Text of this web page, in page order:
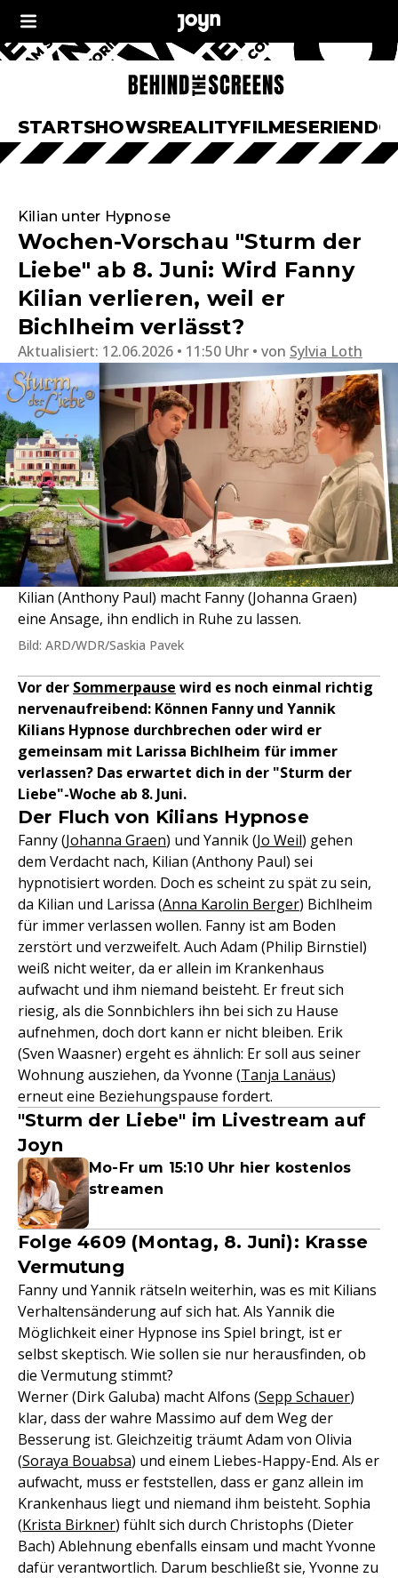
STARTSHOWSREALITYFILMESERIEN
Kilian unter Hypnose
Wochen-Vorschau "Sturm der
Liebe" ab 8. Juni: Wird Fanny
Kilian verlieren, weil er
Bichlheim verlässt?
Aktualisiert: 12.06.2026 • 11:50 Uhr von Sylvia Loth
Kilian (Anthony Paul) macht Fanny (Johanna Graen)
eine Ansage, ihn endlich in Ruhe zu lassen.
Bild: ARD/WDR/Saskia Pavek
Vor der Sommerpause wird es noch einmal richtig
nervenaufreibend: Können Fanny und Yannik
Kilians Hypnose durchbrechen oder wird er
gemeinsam mit Larissa Bichlheim für immer
verlassen? Das erwartet dich in der "Sturm der
Liebe"-Woche ab 8. Juni.
Der Fluch von Kilians Hypnose
Fanny (Johanna Graen) und Yannik (Jo Weil) gehen
dem Verdacht nach, Kilian (Anthony Paul) sei
hypnotisiert worden. Doch es scheint zu spät zu sein,
da Kilian und Larissa (Anna Karolin Berger) Bichlheim
für immer verlassen wollen. Fanny ist am Boden
zerstört und verzweifelt. Auch Adam (Philip Birnstiel)
weiß nicht weiter, da er allein im Krankenhaus
aufwacht und ihm niemand beisteht. Er freut sich
riesig, als die Sonnbichlers ihn bei sich zu Hause
aufnehmen, doch dort kann er nicht bleiben. Erik
(Sven Waasner) ergeht es ähnlich: Er soll aus seiner
Wohnung ausziehen, da Yvonne (Tanja Lanäus)
erneut eine Beziehungspause fordert.
"Sturm der Liebe" im Livestream auf
Joyn
Mo-Fr um 15:10 Uhr hier kostenlos
streamen
Folge 4609 (Montag, 8. Juni): Krasse
Vermutung
Fanny und Yannik rätseln weiterhin, was es mit Kilians
Verhaltensänderung auf sich hat. Als Yannik die
Möglichkeit einer Hypnose ins Spiel bringt, ist er
selbst skeptisch. Wie sollen sie nur herausfinden, ob
die Vermutung stimmt?
Werner (Dirk Galuba) macht Alfons (Sepp Schauer)
klar, dass der wahre Massimo auf dem Weg der
Besserung ist. Gleichzeitig träumt Adam von Olivia
(Soraya Bouabsa) und einem Liebes-Happy-End. Als er
aufwacht, muss er feststellen, dass er ganz allein im
Krankenhaus liegt und niemand ihm beisteht. Sophia
(Krista Birkner) fühlt sich durch Christophs (Dieter
Bach) Ablehnung ebenfalls einsam und macht Yvonne
dafür verantwortlich. Darum beschließt sie, Yvonne zu